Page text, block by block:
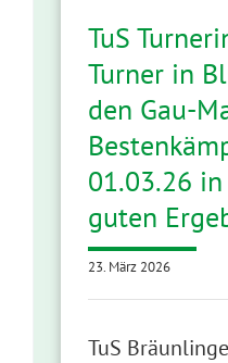
TuS
Turner in
den Gau-
01.03.26
guten
23. März 2026
TuS